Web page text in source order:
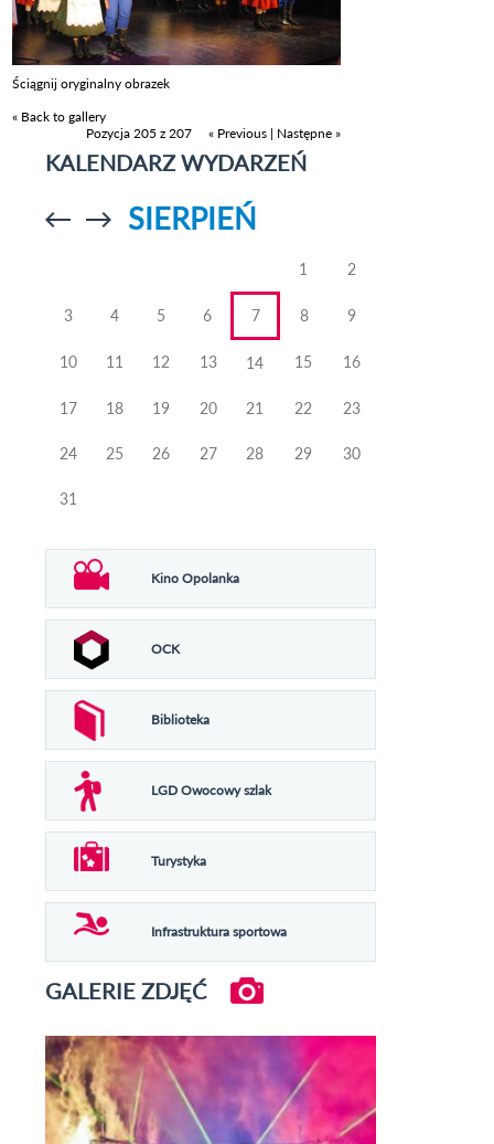
Ściągnij oryginalny obrazek
« Back to gallery
Pozycja 205 z 207
« Previous | Następne »
KALENDARZ WYDARZEŃ
Przejdź doPrzejdź do
SIERPIEŃ
1 2
3 4 5 6 7 8 9
10 11 12 13 14 15 16
17 18 19 20 21 22 23
24 25 26 27 28 29 30
31
Kino Opolanka
OCK
Biblioteka
LGD Owocowy szlak
Turystyka
Infrastruktura sportowa
GALERIE ZDJĘĆ